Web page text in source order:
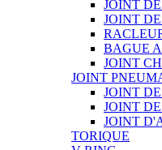
JOINT
JOINT
BAGUE
JOINT
JOINT
JOINT
JOINT
JOINT
TORIQUE